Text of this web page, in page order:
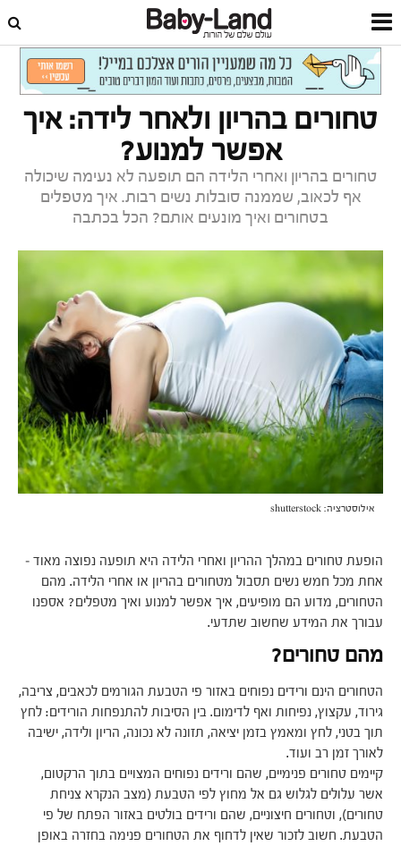
לאחר לידה
טחורים בהריון ולאחר לידה: איך
אפשר למנוע?
טחורים בהריון ואחרי הלידה הם תופעה לא נעימה שיכולה
אף לכאוב, שממנה סובלות נשים רבות. איך מטפלים
בטחורים ואיך מונעים אותם? הכל בכתבה
אילוסטרציה: shutterstock
הופעת טחורים במהלך ההריון ואחרי הלידה היא תופעה נפוצה מאוד –
אחת מכל חמש נשים תסבול מטחורים בהריון או אחרי הלידה. מהם
הטחורים, מדוע הם מופיעים, איך אפשר למנוע ואיך מטפלים? אספנו
עבורך את המידע שחשוב שתדעי.
מהם טחורים?
הטחורים הינם ורידים נפוחים באזור פי הטבעת הגורמים לכאבים, צריבה,
גירוד, עקצוץ, נפיחות ואף לדימום. בין הסיבות להתנפחות הורידים: לחץ
תוך בטני, לחץ ומאמץ בזמן יציאה, תזונה לא נכונה, הריון ולידה, ישיבה
לאורך זמן רב ועוד.
קיימים טחורים פנימיים, שהם ורידים נפוחים המצויים בתוך הרקטום,
אשר עלולים לגלוש גם אל מחוץ לפי הטבעת (מצב הנקרא צניחת
טחורים), וטחורים חיצוניים, שהם ורידים בולטים באזור הפתח של פי
הטבעת. חשוב לזכור שאין לדחוף את הטחורים פנימה בחזרה באופן